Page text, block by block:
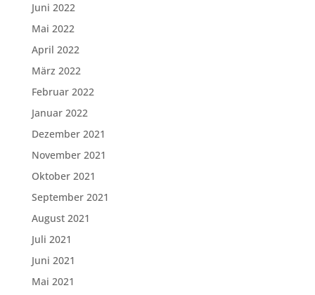
Juni 2022
Mai 2022
April 2022
März 2022
Februar 2022
Januar 2022
Dezember 2021
November 2021
Oktober 2021
September 2021
August 2021
Juli 2021
Juni 2021
Mai 2021